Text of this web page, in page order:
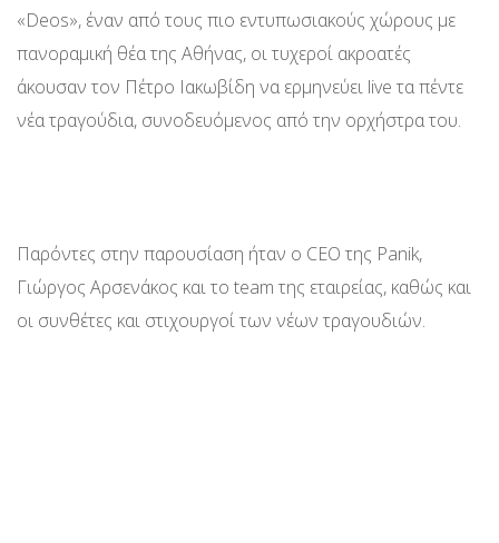
«Deos», έναν από τους πιο εντυπωσιακούς χώρους με
πανοραμική θέα της Αθήνας, οι τυχεροί ακροατές
άκουσαν τον Πέτρο Ιακωβίδη να ερμηνεύει live τα πέντε
νέα τραγούδια, συνοδευόμενος από την ορχήστρα του.
Παρόντες στην παρουσίαση ήταν ο CEO της Panik,
Γιώργος Αρσενάκος και το team της εταιρείας, καθώς και
οι συνθέτες και στιχουργοί των νέων τραγουδιών.